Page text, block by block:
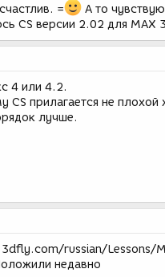
=
А то
CS версии 2.02 для МАХ
4 или 4.2.
CS прилагается не
лучше.
russian/Lessons/
недавно